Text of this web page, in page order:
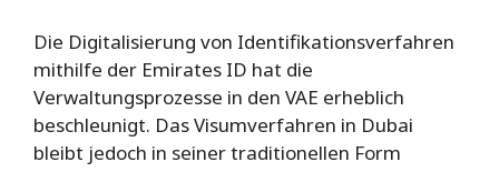
Die Digitalisierung von Identifikationsverfahren
mithilfe der Emirates ID hat die
Verwaltungsprozesse in den VAE erheblich
beschleunigt. Das Visumverfahren in Dubai
bleibt jedoch in seiner traditionellen Form